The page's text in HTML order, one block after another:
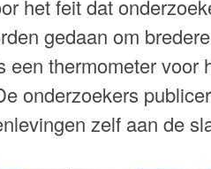
het feit dat
gedaan om
thermometer voor
onderzoekers
zelf aan de